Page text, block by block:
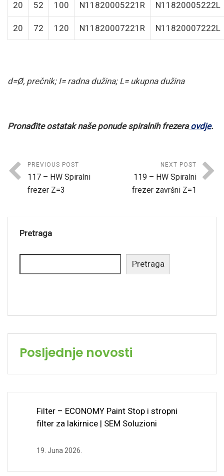
20 52 100 N11820005221R N11820005222L
20 72 120 N11820007221R N11820007222L
d=Ø, prečnik; I= radna dužina; L= ukupna dužina
Pronađite ostatak naše ponude spiralnih frezeraovdje.
PREVIOUS POST
117 – HW Spiralni
frezer Z=3
NEXT POST
119 – HW Spiralni
frezer završni Z=1
Pretraga
Pretraga
Posljednje novosti
Filter – ECONOMY Paint Stop i stropni
filter za lakirnice | SEM Soluzioni
19. Juna 2026.